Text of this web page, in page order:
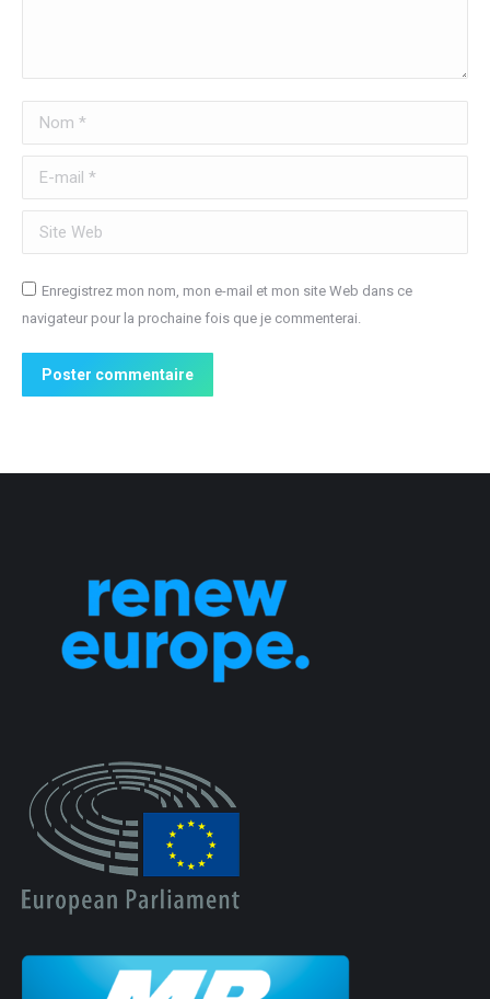
Nom *
E-mail *
Site Web
Enregistrez mon nom, mon e-mail et mon site Web dans ce
navigateur pour la prochaine fois que je commenterai.
Poster commentaire